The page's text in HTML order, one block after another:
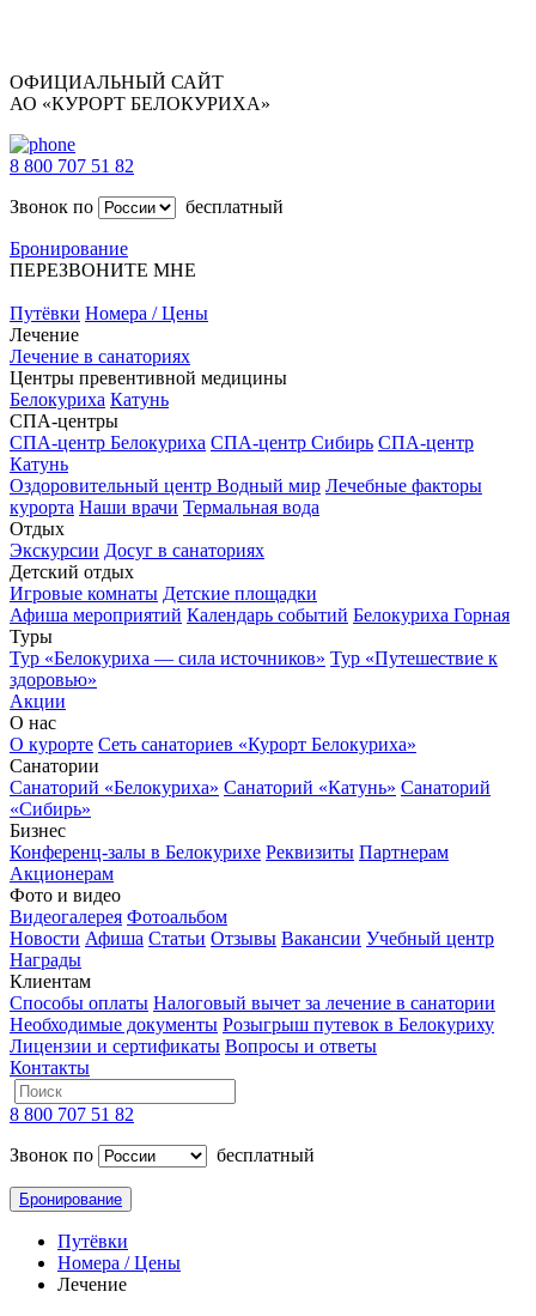
ОФИЦИАЛЬНЫЙ САЙТ
АО «КУРОРТ БЕЛОКУРИХА»
8 800 707 51 82
Звонок по
бесплатный
Бронирование
ПЕРЕЗВОНИТЕ МНЕ
Путёвки Номера / Цены
Лечение
Лечение в санаториях
Центры превентивной медицины
Белокуриха Катунь
СПА-центры
СПА-центр Белокуриха СПА-центр Сибирь СПА-центр
Катунь
Оздоровительный центр Водный мир Лечебные факторы
курорта Наши врачи Термальная вода
Отдых
Экскурсии Досуг в санаториях
Детский отдых
Игровые комнаты Детские площадки
Афиша мероприятий Календарь событий Белокуриха Горная
Туры
Тур «Белокуриха — сила источников» Тур «Путешествие к
здоровью»
Акции
О нас
О курорте Сеть санаториев «Курорт Белокуриха»
Санатории
Санаторий «Белокуриха» Санаторий «Катунь» Санаторий
«Сибирь»
Бизнес
Конференц-залы в Белокурихе Реквизиты Партнерам
Акционерам
Фото и видео
Видеогалерея Фотоальбом
Новости Афиша Статьи Отзывы Вакансии Учебный центр
Награды
Клиентам
Способы оплаты Налоговый вычет за лечение в санатории
Необходимые документы Розыгрыш путевок в Белокуриху
Лицензии и сертификаты Вопросы и ответы
Контакты
8 800 707 51 82
Звонок по
бесплатный
Бронирование
Путёвки
Номера / Цены
Лечение